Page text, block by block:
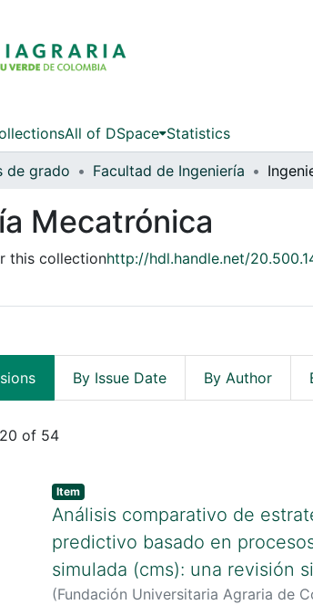
All of DSpace Statistics
de grado Facultad de Ingeniería
Mecatrónica
this collectionhttp://hdl.handle.net/
By Issue Date By Author
of 54
Item
Análisis comparativo de
predictivo basado en
simulada (cms): una revisión
(Fundación Universitaria Agraria de